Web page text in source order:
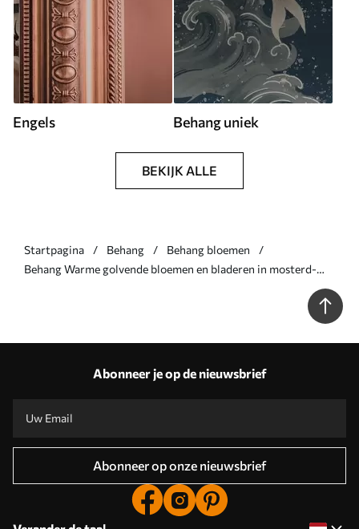
Engels Behang uniek
BEKIJK ALLE
Startpagina Behang
Behang bloemen
Behang Warme golvende bloemen en bladeren in mosterd-
Abonneer je op de nieuwsbrief
Abonneer op onze nieuwsbrief